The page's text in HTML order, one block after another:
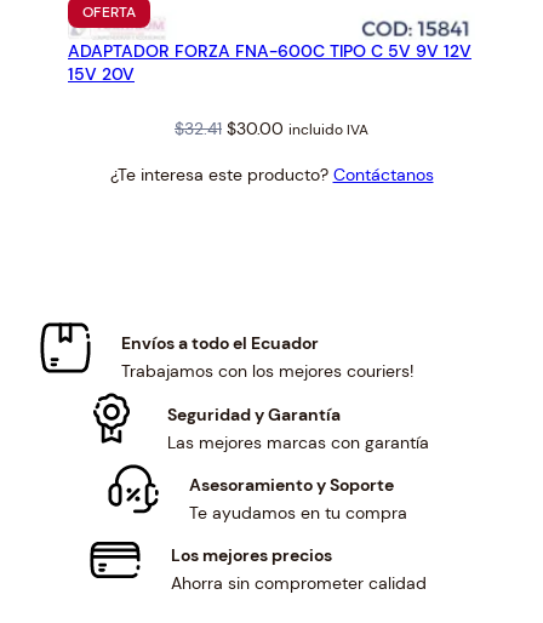
OFERTAPRODUCTO
EN
OFERTA
ADAPTADOR FORZA FNA-600C TIPO C 5V 9V 12V
15V 20V
$32.41 Original
was:
$30.00 Current
is:
incluido IVA
¿Te interesa este producto? Contáctanos
Envíos a todo el Ecuador
Trabajamos con los mejores couriers!
Seguridad y Garantía
Las mejores marcas con garantía
Asesoramiento y Soporte
Te ayudamos en tu compra
Los mejores precios
Ahorra sin comprometer calidad